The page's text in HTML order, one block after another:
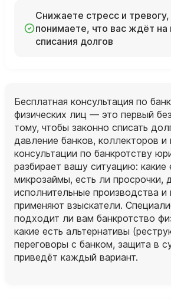
Снижаете стресс и
понимаете, что вас ждёт
списания долгов
Бесплатная консультация по
физических лиц — это первый
тому, чтобы законно списать
давление банков, коллекторов и
консультации по банкротству
разбирает вашу ситуацию: какие
микрозаймы, есть ли просрочки,
исполнительные производства
применяют взыскатели.
подходит ли вам банкротство
какие есть альтернативы
переговоры с банком, защита в
приведёт каждый вариант.